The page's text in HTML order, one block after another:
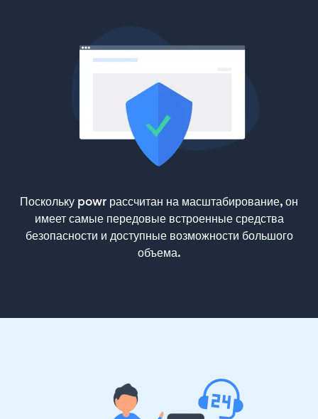
Поскольку powr рассчитан на масштабирование, он
имеет самые передовые встроенные средства
безопасности и доступные возможности большого
объема.